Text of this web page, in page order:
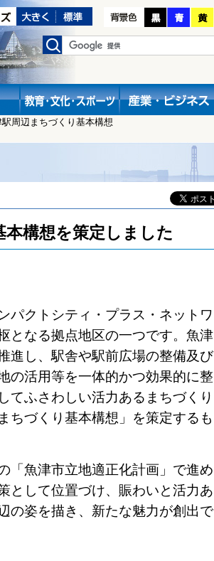
周辺まちづくり基本構想
構想を策定しました
パクトシティ・プラス・ネットワ
なる拠点地区の一つです。 魚津
進し、駅舎や駅前広場の整備及び
の活用等を一体的かつ効果的に整
てふさわしい活力あるまちづくり
ちづくり基本構想」を策定するも
「魚津市立地適正化計画」で進め
として位置づけ、賑わいと活力あ
の姿を描き、新たな魅力が創出で